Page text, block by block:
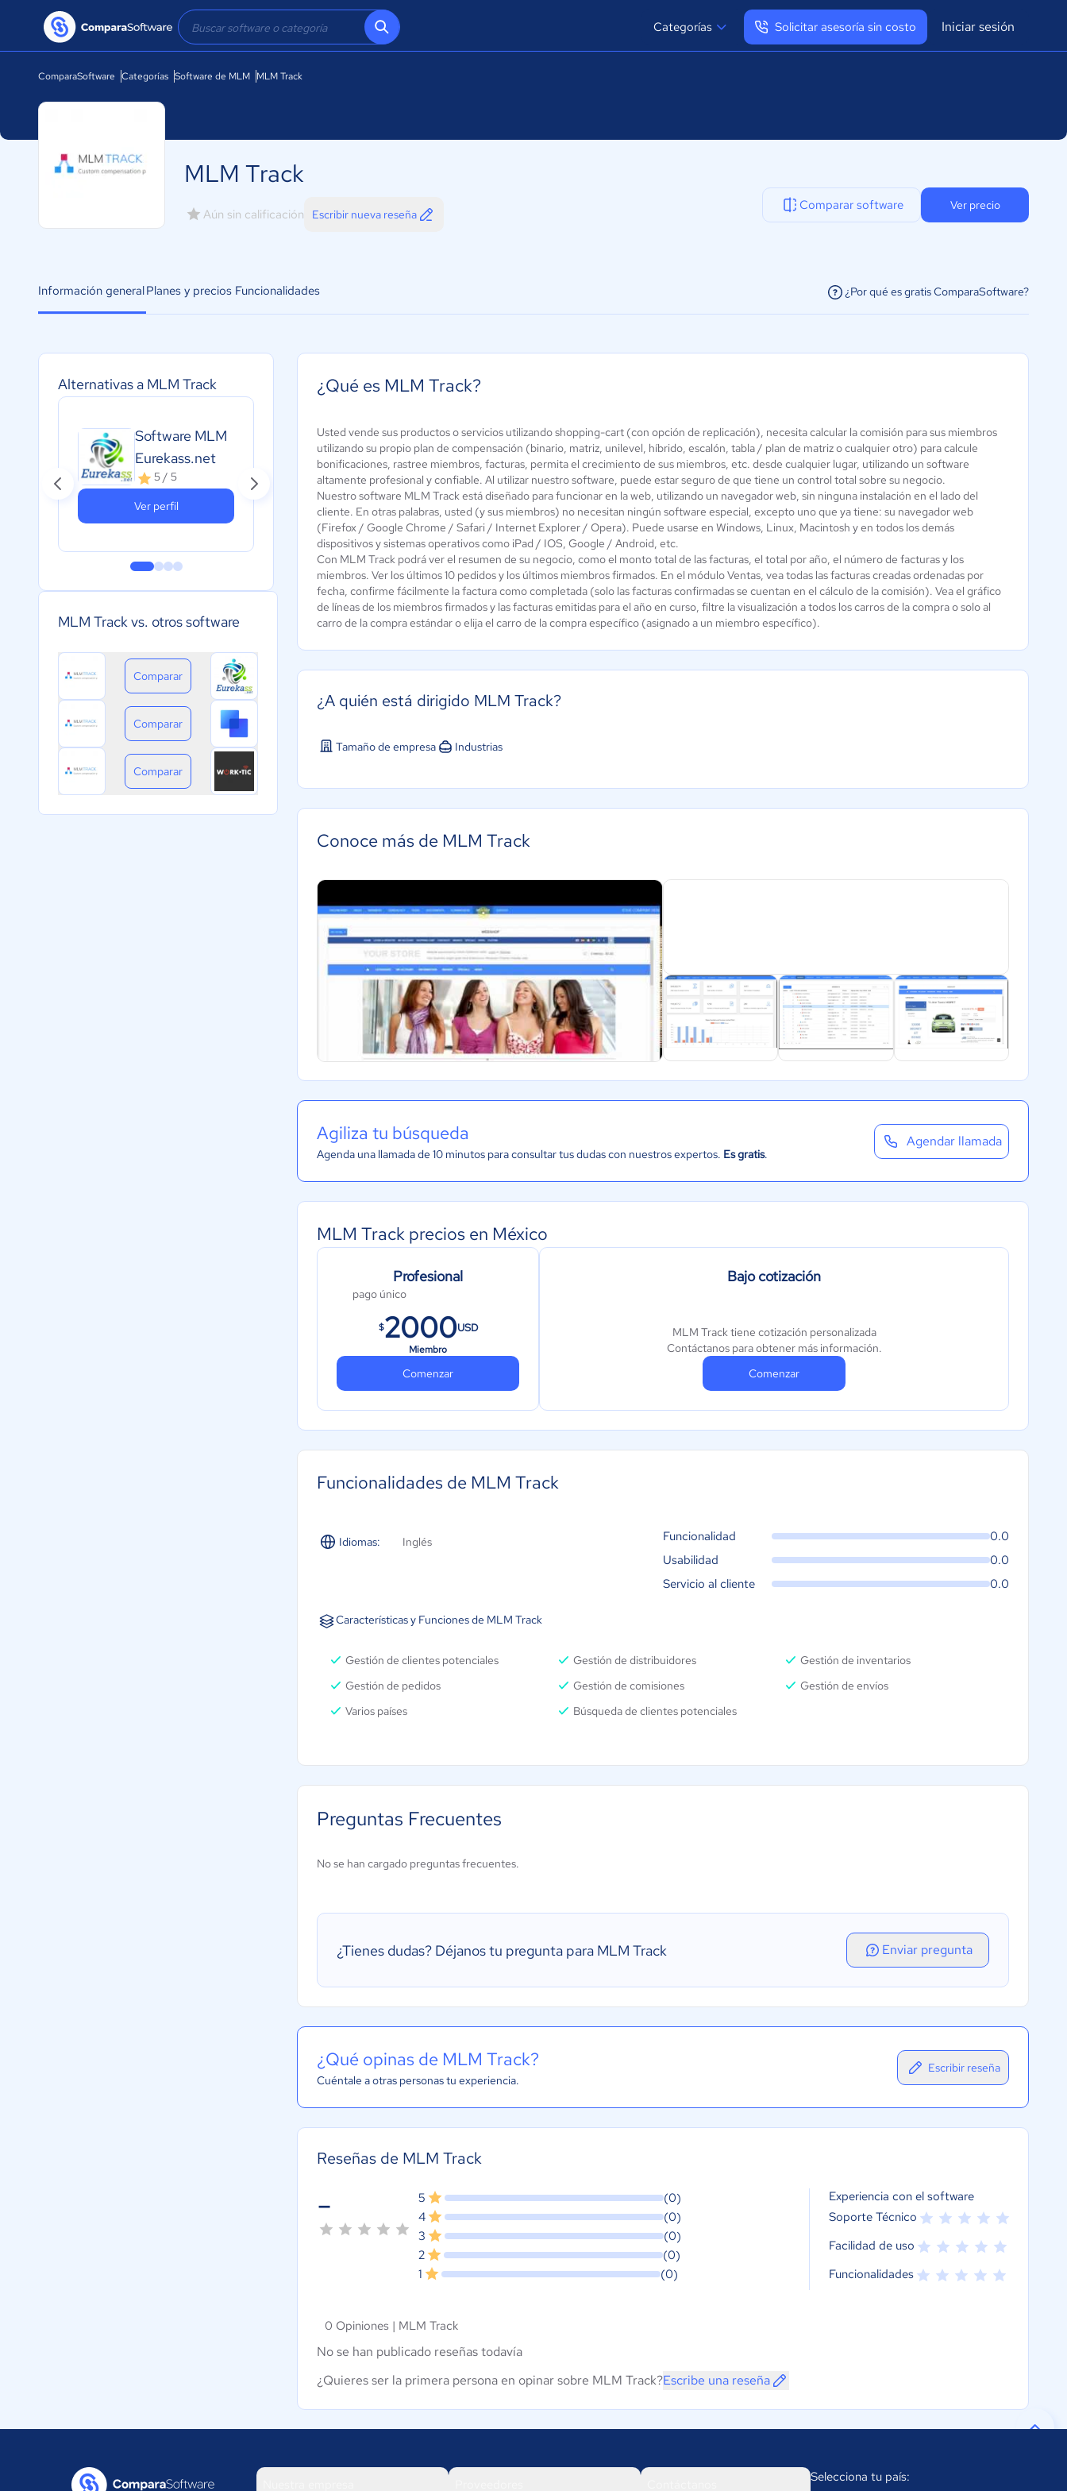
Categorías Solicitar asesoría sin costo Iniciar sesión
ComparaSoftware Categorías Software de MLM MLM Track
MLM Track
Aún sin calificación Escribir nueva reseña
Comparar software Ver precio
Información generalPlanes y precios Funcionalidades ¿Por qué es gratis ComparaSoftware?
Alternativas a MLM Track
Software MLM
Eurekass.net
5 / 5
Ver perfil
Integrated
MLM Software
5 / 5
WorkTic
4.8 / 5
NetworkSoft
0 / 5
MLM Track vs. otros software
Comparar
Comparar
Comparar
¿Qué es MLM Track?
Usted vende sus productos o servicios utilizando shopping-cart (con opción de replicación), necesita calcular la comisión para sus miembros
utilizando su propio plan de compensación (binario, matriz, unilevel, híbrido, escalón, tabla / plan de matriz o cualquier otro) para calcule
bonificaciones, rastree miembros, facturas, permita el crecimiento de sus miembros, etc. desde cualquier lugar, utilizando un software
altamente profesional y confiable. Al utilizar nuestro software, puede estar seguro de que tiene un control total sobre su negocio.
Nuestro software MLM Track está diseñado para funcionar en la web, utilizando un navegador web, sin ninguna instalación en el lado del
cliente. En otras palabras, usted (y sus miembros) no necesitan ningún software especial, excepto uno que ya tiene: su navegador web
(Firefox / Google Chrome / Safari / Internet Explorer / Opera). Puede usarse en Windows, Linux, Macintosh y en todos los demás
dispositivos y sistemas operativos como iPad / IOS, Google / Android, etc.
Con MLM Track podrá ver el resumen de su negocio, como el monto total de las facturas, el total por año, el número de facturas y los
miembros. Ver los últimos 10 pedidos y los últimos miembros firmados. En el módulo Ventas, vea todas las facturas creadas ordenadas por
fecha, confirme fácilmente la factura como completada (solo las facturas confirmadas se cuentan en el cálculo de la comisión). Vea el gráfico
de líneas de los miembros firmados y las facturas emitidas para el año en curso, filtre la visualización a todos los carros de la compra o solo al
carro de la compra estándar o elija el carro de la compra específico (asignado a un miembro específico).
¿A quién está dirigido MLM Track?
Tamaño de empresa Industrias
Conoce más de MLM Track
Agiliza tu búsqueda
Agenda una llamada de 10 minutos para consultar tus dudas con nuestros expertos. Es gratis.
Agendar llamada
MLM Track precios en México
Profesional
pago único
$2000USD
Miembro
Comenzar
Bajo cotización
MLM Track tiene cotización personalizada
Contáctanos para obtener más información.
Comenzar
Funcionalidades de MLM Track
Idiomas: Inglés Funcionalidad
0.0
Usabilidad
0.0
Servicio al cliente
0.0
Características y Funciones de MLM Track
Gestión de clientes potenciales Gestión de distribuidores
Gestión de inventarios
Gestión de pedidos
Gestión de comisiones
Gestión de envíos
Varios países
Búsqueda de clientes potenciales
Preguntas Frecuentes
No se han cargado preguntas frecuentes.
¿Tienes dudas? Déjanos tu pregunta para MLM Track Enviar pregunta
¿Qué opinas de MLM Track?
Cuéntale a otras personas tu experiencia.
Escribir reseña
Reseñas de MLM Track
- 5
(0)
4
(0)
3
(0)
2
(0)
1
(0)
Experiencia con el software
Soporte Técnico
Facilidad de uso
Funcionalidades
0 Opiniones | MLM Track
No se han publicado reseñas todavía
¿Quieres ser la primera persona en opinar sobre MLM Track?Escribe una reseña
Selecciona tu país: